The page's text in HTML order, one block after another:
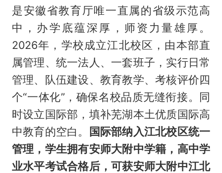
是安徽省教育厅唯一直属的省级示范高
中，办学底蕴深厚，师资力量雄厚。
2026年，学校成立江北校区，由本部直
属管理、统一法人、一套班子，实行日常
管理、队伍建设、教育教学、考核评价四
个“一体化”，确保名校品质无缝衔接。同
时设立国际部，填补芜湖本土优质国际高
中教育的空白。
国际部纳入江北校区统一
管理，学生拥有安师大附中学籍，高中学
业水平考试合格后，可获安师大附中江北